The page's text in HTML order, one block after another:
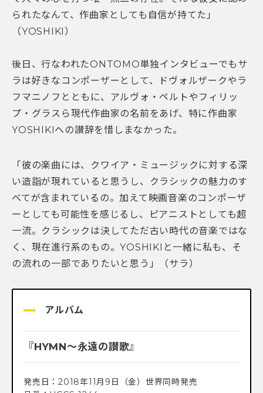
られたなんて、作曲家としても自信が持てた」
（YOSHIKI）
後日、行なわれたONTOMO単独インタビューでもサ
ラは好きなコンポーザーとして、ドヴォルザークやラ
フマニノフとともに、アルヴォ・ペルトやフィリッ
プ・グラスら現代作曲家の名前をあげ、特に作曲家
YOSHIKIへの讃辞を惜しまなかった。
「彼の楽曲には、クワイア・ミュージックに対する深
い造詣が現れていると思うし、クラシックの魅力のす
べてが含まれているの。加えて映画音楽のコンポーザ
ーとしても可能性を感じるし、ピアニストとしても超
一流。クラシックは決してただ古い時代の音楽ではな
く、現在進行系のもの。YOSHIKIと一緒に私も、そ
の流れの一部でありたいと思う」（サラ）
アルバム
『HYMN～永遠の讃歌』
発売日：2018年11月9日（金）世界同時発売